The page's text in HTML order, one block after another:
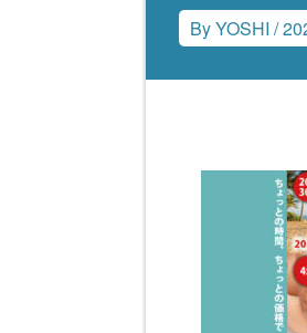
ByYOSHI /